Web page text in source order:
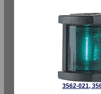
3562-021,